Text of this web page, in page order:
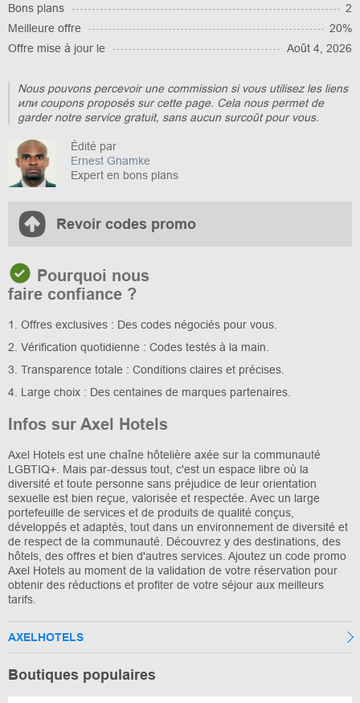
Bons plans
2
Meilleure offre
20%
Offre mise à jour le
Août 4, 2026
Nous pouvons percevoir une commission si vous utilisez les liens
или coupons proposés sur cette page. Cela nous permet de
garder notre service gratuit, sans aucun surcoût pour vous.
Édité par
Ernest Gnamke
Expert en bons plans
Revoir codes promo
Pourquoi nous
faire confiance ?
1. Offres exclusives : Des codes négociés pour vous.
2. Vérification quotidienne : Codes testés à la main.
3. Transparence totale : Conditions claires et précises.
4. Large choix : Des centaines de marques partenaires.
Infos sur Axel Hotels
Axel Hotels est une chaîne hôtelière axée sur la communauté
LGBTIQ+. Mais par-dessus tout, c'est un espace libre où la
diversité et toute personne sans préjudice de leur orientation
sexuelle est bien reçue, valorisée et respectée. Avec un large
portefeuille de services et de produits de qualité conçus,
développés et adaptés, tout dans un environnement de diversité et
de respect de la communauté. Découvrez y des destinations, des
hôtels, des offres et bien d'autres services. Ajoutez un code promo
Axel Hotels au moment de la validation de votre réservation pour
obtenir des réductions et profiter de votre séjour aux meilleurs
tarifs.
AXELHOTELS
Boutiques populaires